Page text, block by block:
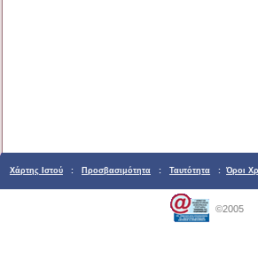
Χάρτης Ιστού : Προσβασιμότητα : Ταυτότητα : Όροι
©2005